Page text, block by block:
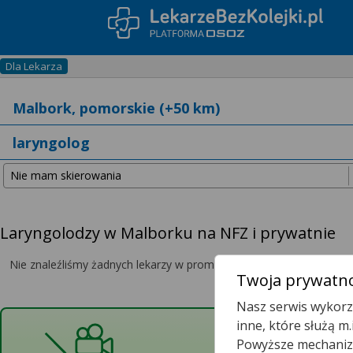
Dla Lekarza
Laryngolodzy w Malborku na NFZ i prywatnie
Nie znaleźliśmy żadnych lekarzy w promieniu
Preferujesz
Twoja
Nasz serwis
inne, które służą
Powyższe